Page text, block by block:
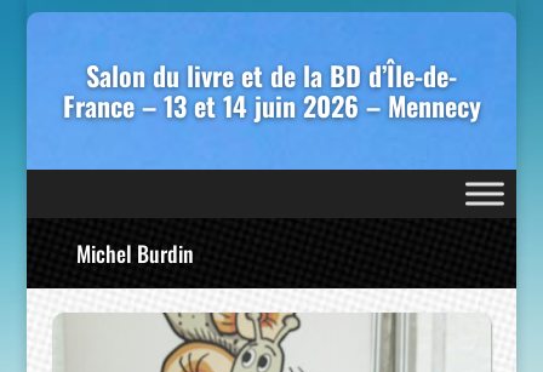
Salon du livre et de la BD d’Île-de-
France – 13 et 14 juin 2026 – Mennecy
Michel Burdin